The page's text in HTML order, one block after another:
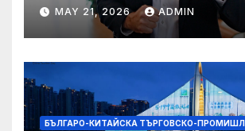
Болсонаро за
Бразилия
MAY 21, 2026 ADMIN
БЪЛГАРО-КИТАЙСКА ТЪРГОВСКО-